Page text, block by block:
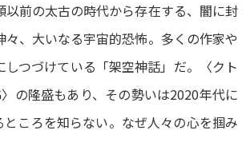
以前の太古の時代から存在する、闇に封
々、大いなる宇宙的恐怖。多くの作家や
しつづけている「架空神話」だ。〈クト
の隆盛もあり、その勢いは2020年代に
ところを知らない。なぜ人々の心を掴み